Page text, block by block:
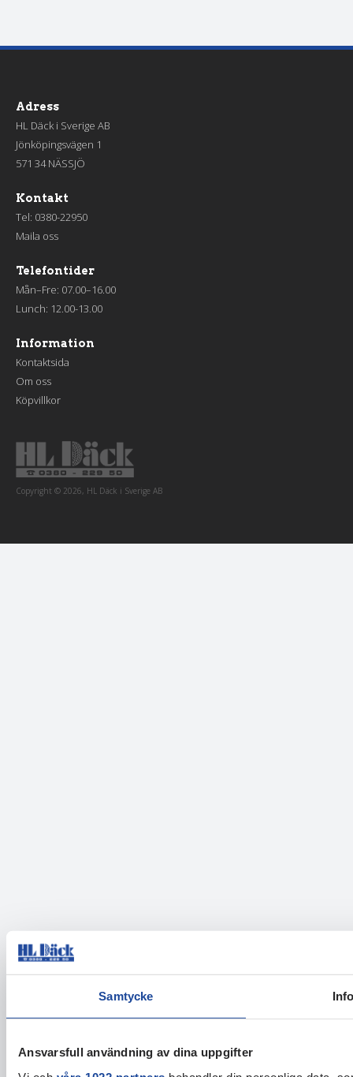
Samtycke
Ansvarsfull användning av dina uppgifter
Adress
HL Däck i Sverige AB
Jönköpingsvägen 1
571 34 NÄSSJÖ
Kontakt
Tel: 0380-22950
Maila oss
Telefontider
Mån–Fre: 07.00–16.00
Lunch: 12.00-13.00
Information
Kontaktsida
Om oss
Köpvillkor
Copyright © 2026, HL Däck i Sverige AB